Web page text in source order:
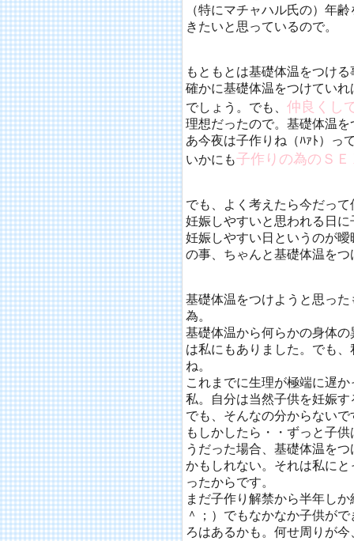
（特にマチャハル氏の）年
きたいと思っているので。
もともとは基礎体温をつけ
確かに基礎体温をつけてい
でしょう。でも、 仲良くし
理想だったので。基礎体温
あ今夜は子作りね（ﾊｧﾄ）っ
いかにも子作りの為のＳＥ
でも、よく考えたら今だっ
妊娠しやすいと思われる日
妊娠しやすい日というのが
の事、ちゃんと基礎体温を
基礎体温をつけようと思っ
為。
基礎体温から何らかの身体
は私にもありました。でも
ね。
これまでに生理が極端に遅
私。自分は当然子供を妊娠
でも、そんなの分からないで
もしかしたら・・ずっと子
うだった場合、基礎体温を
かもしれない。それは私に
ったからです。
まだ子作り解禁から半年し
＾；）でもなかなか子供が
ろはあるかも。何せ周りが